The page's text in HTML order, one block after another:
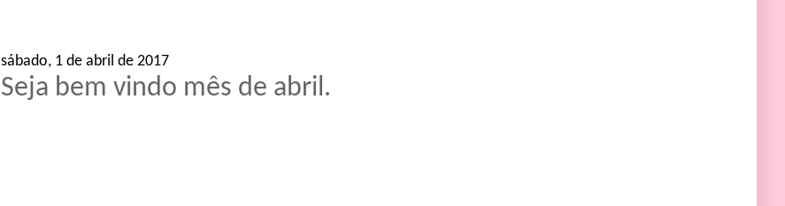
sábado, 1 de abril de 2017
Seja bem vindo mês de abril.